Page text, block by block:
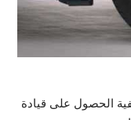
الحصول على قيادة